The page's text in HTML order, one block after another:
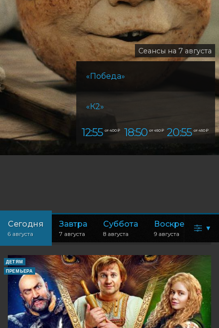
Сеансы на 7 августа
«Победа»
«К2»
12:55 от 400 ₽ 18:50 от 450 ₽ 20:55 от 450 ₽
Сегодня
6 августа
Завтра
7 августа
Суббота
8 августа
Воскресенье
9 августа
▾
ДЕТЯМ
ПРЕМЬЕРА